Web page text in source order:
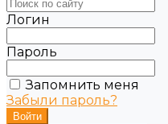
Логин
Пароль
Запомнить меня
Забыли пароль?